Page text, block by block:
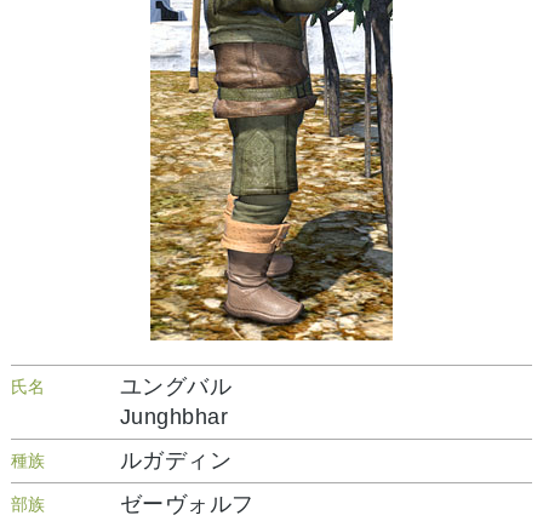
氏名
ユングバル
Junghbhar
種族 ルガディン
部族 ゼーヴォルフ